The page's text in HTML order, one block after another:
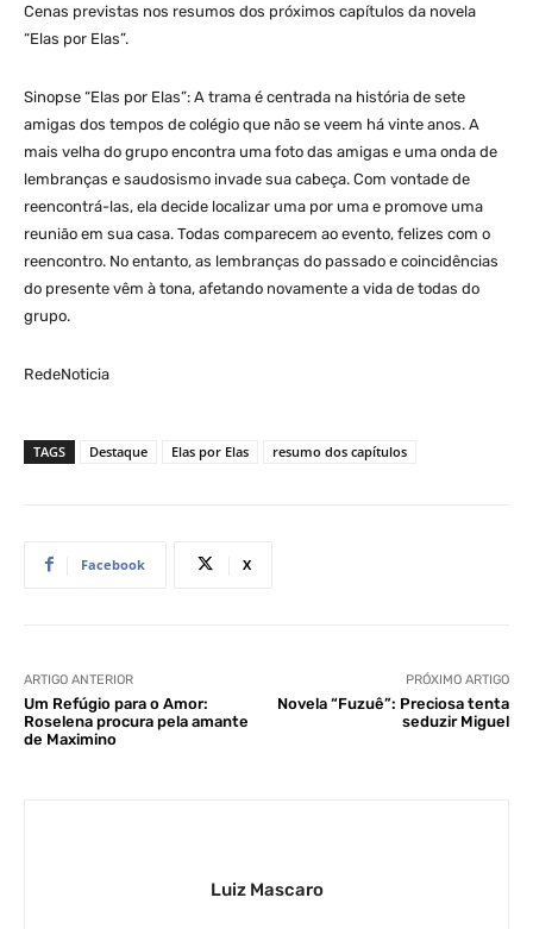
Cenas previstas nos resumos dos próximos capítulos da novela
“Elas por Elas”.
Sinopse “Elas por Elas”: A trama é centrada na história de sete
amigas dos tempos de colégio que não se veem há vinte anos. A
mais velha do grupo encontra uma foto das amigas e uma onda de
lembranças e saudosismo invade sua cabeça. Com vontade de
reencontrá-las, ela decide localizar uma por uma e promove uma
reunião em sua casa. Todas comparecem ao evento, felizes com o
reencontro. No entanto, as lembranças do passado e coincidências
do presente vêm à tona, afetando novamente a vida de todas do
grupo.
RedeNoticia
TAGS Destaque Elas por Elas resumo dos capítulos
Facebook X
ARTIGO ANTERIOR
Um Refúgio para o Amor:
Roselena procura pela amante
de Maximino
PRÓXIMO ARTIGO
Novela “Fuzuê”: Preciosa tenta
seduzir Miguel
Luiz Mascaro